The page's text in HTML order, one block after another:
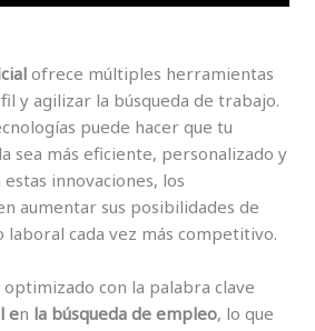
ofrece múltiples herramientas
y agilizar la búsqueda de trabajo.
puede hacer que tu
sea más eficiente, personalizado y
innovaciones, los
aumentar sus posibilidades de
laboral cada vez más competitivo.
con la palabra clave
en la búsqueda de empleo, lo que